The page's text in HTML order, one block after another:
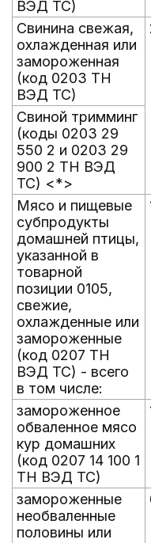
ВЭД ТС)
Свинина свежая,
охлажденная или
замороженная
(код 0203 ТН
ВЭД ТС)
Свиной тримминг
(коды 0203 29
550 2 и 0203 29
900 2 ТН ВЭД
ТС) <*>
Мясо и пищевые
субпродукты
домашней птицы,
указанной в
товарной
позиции 0105,
свежие,
охлажденные или
замороженные
(код 0207 ТН
ВЭД ТС) - всего
в том числе:
замороженное
обваленное мясо
кур домашних
(код 0207 14 100 1
ТН ВЭД ТС)
замороженные
необваленные
половины или